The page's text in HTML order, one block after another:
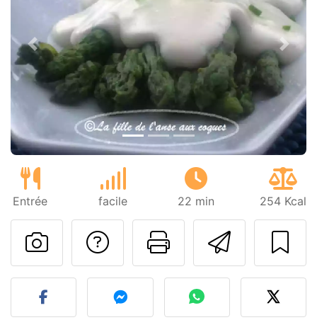
Précédent
Entrée facile 22 min 254 Kcal
Imprimer
Poser une
Publier votre photo de